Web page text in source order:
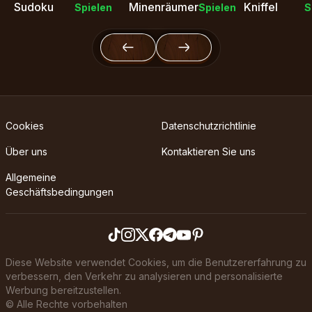
Sudoku Spielen MinenräumerSpielen Kniffel
Cookies Datenschutzrichtlinie
Über uns Kontaktieren Sie uns
Allgemeine
Geschäftsbedingungen
Diese Website verwendet Cookies, um die Benutzererfahrung zu
verbessern, den Verkehr zu analysieren und personalisierte
Werbung bereitzustellen.
© Alle Rechte vorbehalten